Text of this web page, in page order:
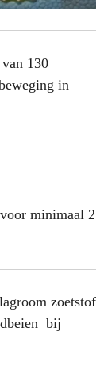
130
in
minimaal 2
zoetstof
bij